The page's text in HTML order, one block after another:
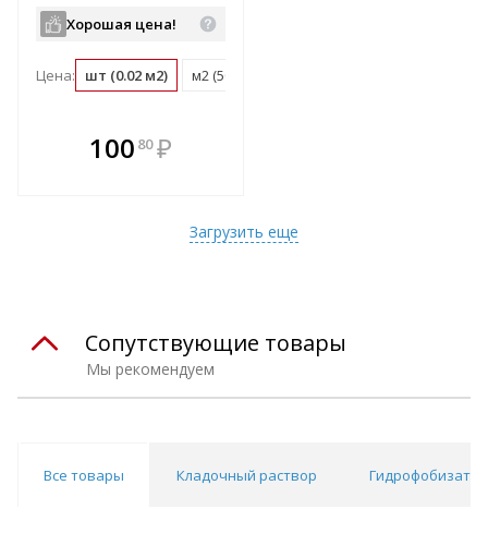
Хорошая цена!
Цена: шт (0.02 м2) м2 (50 шт)
100 80 ₽
Загрузить еще
Мы рекомендуем
Сопутствующие товары
Все товары Кладочный раствор